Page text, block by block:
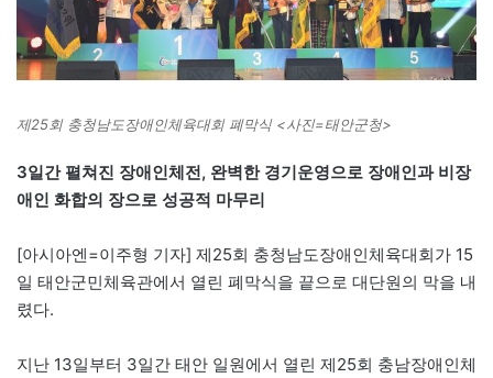
제25회 충청남도장애인체육대회 폐막식 <사진=태안군청>
3일간 펼쳐진 장애인체전, 완벽한 경기운영으로 장애인과 비장
애인 화합의 장으로 성공적 마무리
[아시아엔=이주형 기자] 제25회 충청남도장애인체육대회가 15
일 태안군민체육관에서 열린 폐막식을 끝으로 대단원의 막을 내
렸다.
지난 13일부터 3일간 태안 일원에서 열린 제25회 충남장애인체